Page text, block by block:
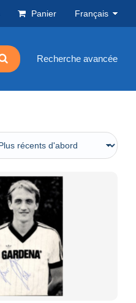
Panier Français
Recherche avancée